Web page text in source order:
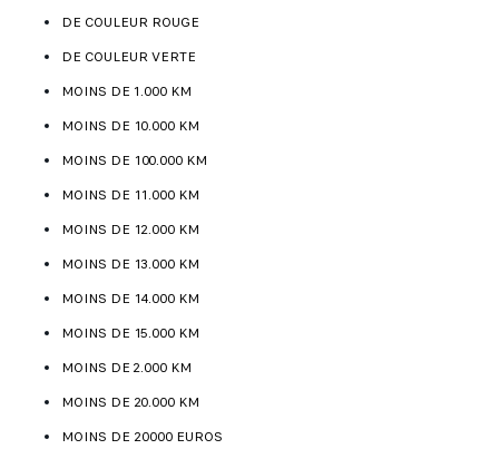
DE COULEUR ROUGE
DE COULEUR VERTE
MOINS DE 1.000 KM
MOINS DE 10.000 KM
MOINS DE 100.000 KM
MOINS DE 11.000 KM
MOINS DE 12.000 KM
MOINS DE 13.000 KM
MOINS DE 14.000 KM
MOINS DE 15.000 KM
MOINS DE 2.000 KM
MOINS DE 20.000 KM
MOINS DE 20000 EUROS